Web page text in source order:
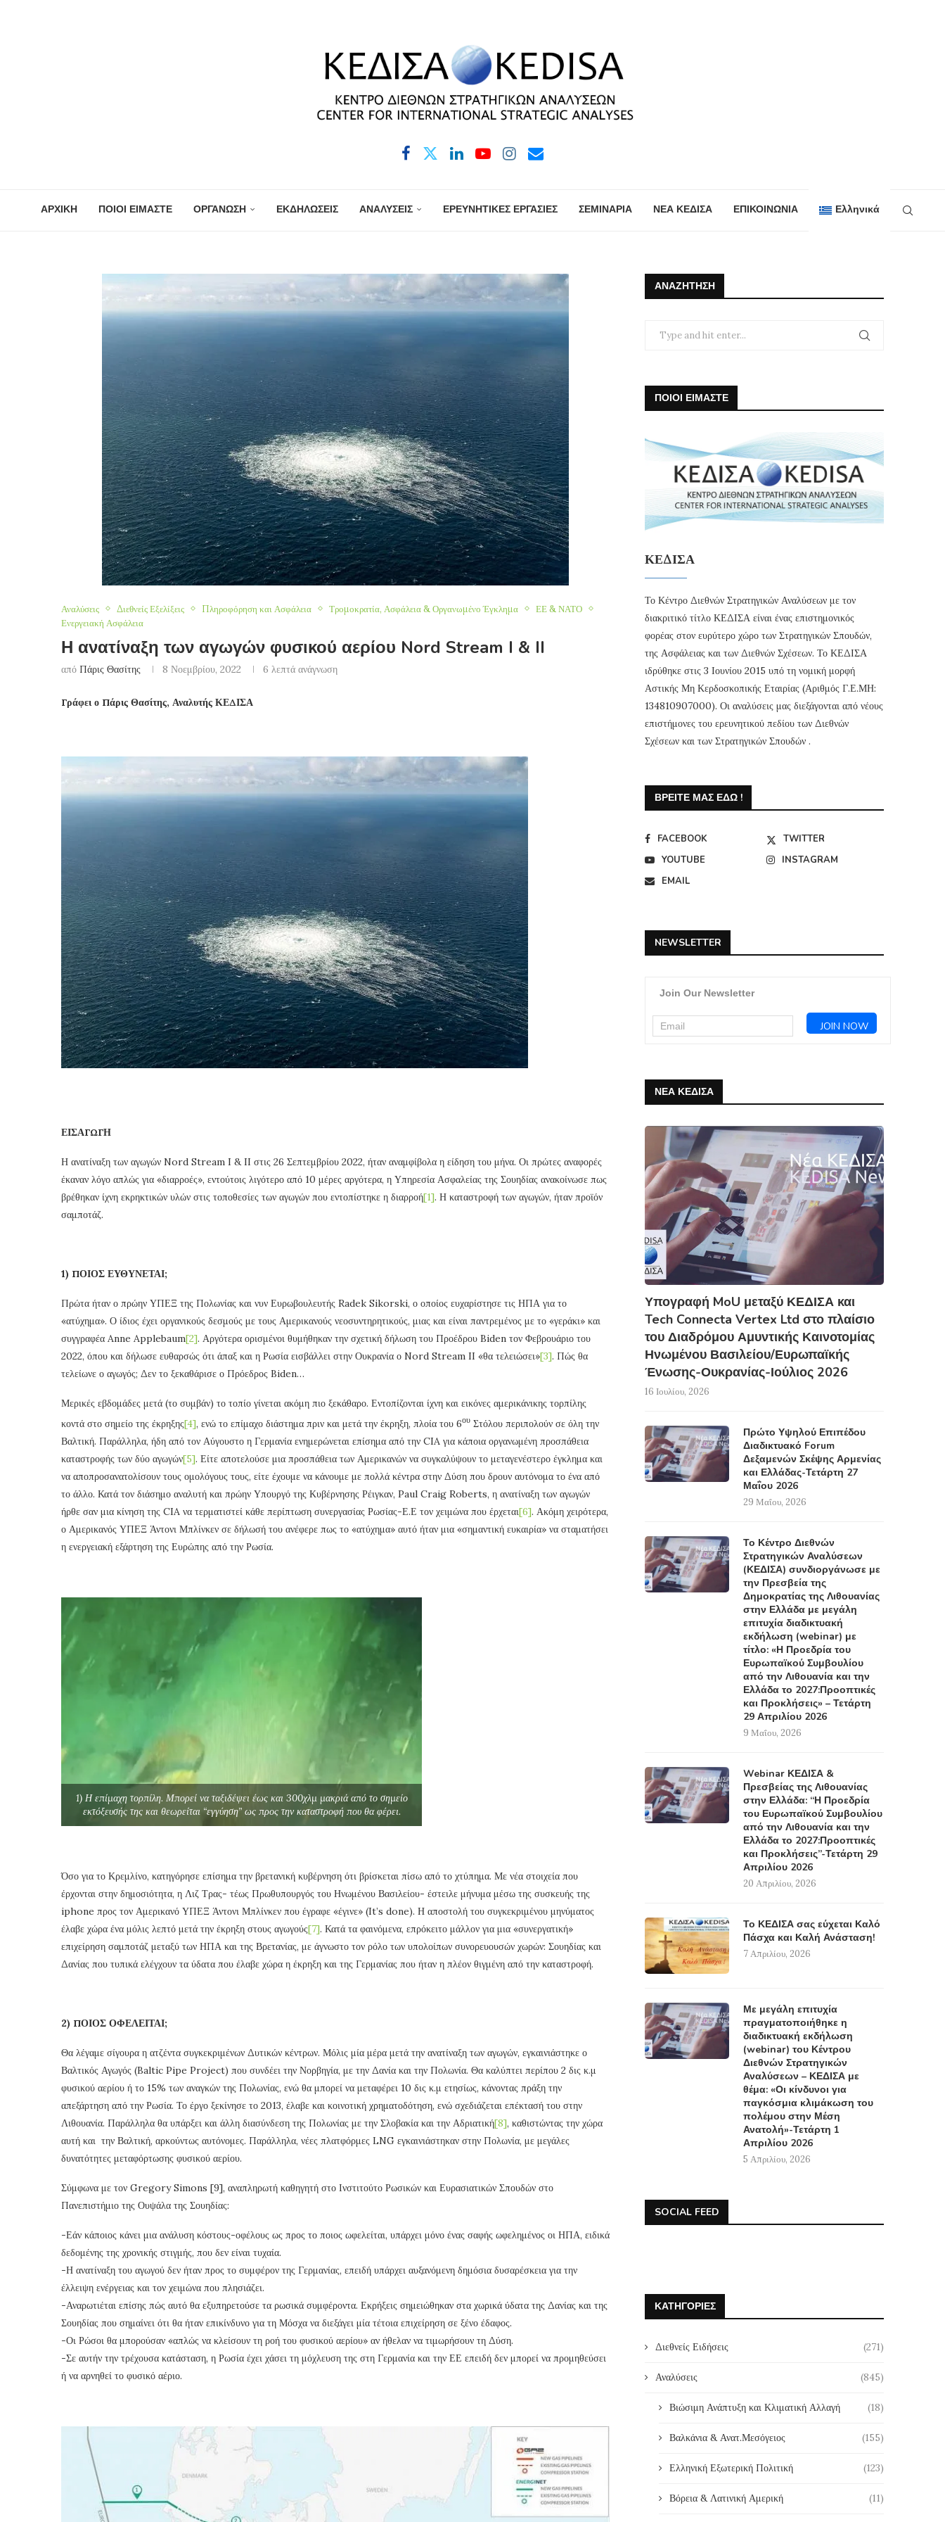
ΑΡΧΙΚΗ ΠΟΙΟΙ ΕΙΜΑΣΤΕ ΟΡΓΑΝΩΣΗ ΕΚΔΗΛΩΣΕΙΣ ΑΝΑΛΥΣΕΙΣ ΕΡΕΥΝΗΤΙΚΕΣ ΕΡΓΑΣΙΕΣ ΣΕΜΙΝΑΡΙΑ ΝΕΑ ΚΕΔΙΣΑ ΕΠΙΚΟΙΝΩΝΙΑ Ελληνικά
Αναλύσεις Διεθνείς Εξελίξεις Πληροφόρηση και Ασφάλεια Τρομοκρατία, Ασφάλεια & Οργανωμένο Έγκλημα
ΕΕ & ΝΑΤΟ
Ενεργειακή Ασφάλεια
Η ανατίναξη των αγωγών φυσικού αερίου Nord Stream I & II
από Πάρις Θασίτης 8 Νοεμβρίου, 2022 6 λεπτά ανάγνωση
Γράφει ο Πάρις Θασίτης, Αναλυτής ΚΕΔΙΣΑ
ΕΙΣΑΓΩΓΗ
Η ανατίναξη των αγωγών Nord Stream I & II στις 26 Σεπτεμβρίου 2022, ήταν αναμφίβολα η είδηση του μήνα. Οι πρώτες αναφορές
έκαναν λόγο απλώς για «διαρροές», εντούτοις λιγότερο από 10 μέρες αργότερα, η Υπηρεσία Ασφαλείας της Σουηδίας ανακοίνωσε πως
βρέθηκαν ίχνη εκρηκτικών υλών στις τοποθεσίες των αγωγών που εντοπίστηκε η διαρροή[1]. Η καταστροφή των αγωγών, ήταν προϊόν
σαμποτάζ.
1) ΠΟΙΟΣ ΕΥΘΥΝΕΤΑΙ;
Πρώτα ήταν ο πρώην ΥΠΕΞ της Πολωνίας και νυν Ευρωβουλευτής Radek Sikorski, ο οποίος ευχαρίστησε τις ΗΠΑ για το
«ατύχημα». Ο ίδιος έχει οργανικούς δεσμούς με τους Αμερικανούς νεοσυντηρητικούς, μιας και είναι παντρεμένος με το «γεράκι» και
συγγραφέα Anne Applebaum[2]. Αργότερα ορισμένοι θυμήθηκαν την σχετική δήλωση του Προέδρου Biden τον Φεβρουάριο του
2022, όπου και δήλωσε ευθαρσώς ότι άπαξ και η Ρωσία εισβάλλει στην Ουκρανία ο Nord Stream II «θα τελειώσει»[3]. Πώς θα
τελείωνε ο αγωγός; Δεν το ξεκαθάρισε ο Πρόεδρος Biden…
Μερικές εβδομάδες μετά (το συμβάν) το τοπίο γίνεται ακόμη πιο ξεκάθαρο. Εντοπίζονται ίχνη και εικόνες αμερικάνικης τορπίλης
κοντά στο σημείο της έκρηξης[4], ενώ το επίμαχο διάστημα πριν και μετά την έκρηξη, πλοία του 6ου Στόλου περιπολούν σε όλη την
Βαλτική. Παράλληλα, ήδη από τον Αύγουστο η Γερμανία ενημερώνεται επίσημα από την CIA για κάποια οργανωμένη προσπάθεια
καταστροφής των δύο αγωγών[5]. Είτε αποτελούσε μια προσπάθεια των Αμερικανών να συγκαλύψουν το μεταγενέστερο έγκλημα και
να αποπροσανατολίσουν τους ομολόγους τους, είτε έχουμε να κάνουμε με πολλά κέντρα στην Δύση που δρουν αυτόνομα το ένα από
το άλλο. Κατά τον διάσημο αναλυτή και πρώην Υπουργό της Κυβέρνησης Ρέιγκαν, Paul Craig Roberts, η ανατίναξη των αγωγών
ήρθε σαν μια κίνηση της CIA να τερματιστεί κάθε περίπτωση συνεργασίας Ρωσίας-Ε.Ε τον χειμώνα που έρχεται[6]. Ακόμη χειρότερα,
ο Αμερικανός ΥΠΕΞ Άντονι Μπλίνκεν σε δήλωσή του ανέφερε πως το «ατύχημα» αυτό ήταν μια «σημαντική ευκαιρία» να σταματήσει
η ενεργειακή εξάρτηση της Ευρώπης από την Ρωσία.
1) Η επίμαχη τορπίλη. Μπορεί να ταξιδέψει έως και 300χλμ μακριά από το σημείο
εκτόξευσής της και θεωρείται “εγγύηση” ως προς την καταστροφή που θα φέρει.
Όσο για το Κρεμλίνο, κατηγόρησε επίσημα την βρετανική κυβέρνηση ότι βρίσκεται πίσω από το χτύπημα. Με νέα στοιχεία που
έρχονται στην δημοσιότητα, η Λιζ Τρας- τέως Πρωθυπουργός του Ηνωμένου Βασιλείου- έστειλε μήνυμα μέσω της συσκευής της
iphone προς τον Αμερικανό ΥΠΕΞ Άντονι Μπλίνκεν που έγραφε «έγινε» (It’s done). Η αποστολή του συγκεκριμένου μηνύματος
έλαβε χώρα ένα μόλις λεπτό μετά την έκρηξη στους αγωγούς[7]. Κατά τα φαινόμενα, επρόκειτο μάλλον για μια «συνεργατική»
επιχείρηση σαμποτάζ μεταξύ των ΗΠΑ και της Βρετανίας, με άγνωστο τον ρόλο των υπολοίπων συνορευουσών χωρών: Σουηδίας και
Δανίας που τυπικά ελέγχουν τα ύδατα που έλαβε χώρα η έκρηξη και της Γερμανίας που ήταν η πλέον θιγμένη από την καταστροφή.
2) ΠΟΙΟΣ ΟΦΕΛΕΙΤΑΙ;
Θα λέγαμε σίγουρα η ατζέντα συγκεκριμένων Δυτικών κέντρων. Μόλις μία μέρα μετά την ανατίναξη των αγωγών, εγκαινιάστηκε ο
Βαλτικός Αγωγός (Baltic Pipe Project) που συνδέει την Νορβηγία, με την Δανία και την Πολωνία. Θα καλύπτει περίπου 2 δις κ.μ
φυσικού αερίου ή το 15% των αναγκών της Πολωνίας, ενώ θα μπορεί να μεταφέρει 10 δις κ.μ ετησίως, κάνοντας πράξη την
απεξάρτηση από την Ρωσία. Το έργο ξεκίνησε το 2013, έλαβε και κοινοτική χρηματοδότηση, ενώ σχεδιάζεται επέκτασή του στην
Λιθουανία. Παράλληλα θα υπάρξει και άλλη διασύνδεση της Πολωνίας με την Σλοβακία και την Αδριατική[8], καθιστώντας την χώρα
αυτή και την Βαλτική, αρκούντως αυτόνομες. Παράλληλα, νέες πλατφόρμες LNG εγκαινιάστηκαν στην Πολωνία, με μεγάλες
δυνατότητες μεταφόρτωσης φυσικού αερίου.
Σύμφωνα με τον Gregory Simons [9], αναπληρωτή καθηγητή στο Ινστιτούτο Ρωσικών και Ευρασιατικών Σπουδών στο
Πανεπιστήμιο της Ουψάλα της Σουηδίας:
-Εάν κάποιος κάνει μια ανάλυση κόστους-οφέλους ως προς το ποιος ωφελείται, υπάρχει μόνο ένας σαφής ωφελημένος οι ΗΠΑ, ειδικά
δεδομένης της χρονικής στιγμής, που δεν είναι τυχαία.
-Η ανατίναξη του αγωγού δεν ήταν προς το συμφέρον της Γερμανίας, επειδή υπάρχει αυξανόμενη δημόσια δυσαρέσκεια για την
έλλειψη ενέργειας και τον χειμώνα που πλησιάζει.
-Αναρωτιέται επίσης πώς αυτό θα εξυπηρετούσε τα ρωσικά συμφέροντα. Εκρήξεις σημειώθηκαν στα χωρικά ύδατα της Δανίας και της
Σουηδίας που σημαίνει ότι θα ήταν επικίνδυνο για τη Μόσχα να διεξάγει μία τέτοια επιχείρηση σε ξένο έδαφος.
-Οι Ρώσοι θα μπορούσαν «απλώς να κλείσουν τη ροή του φυσικού αερίου» αν ήθελαν να τιμωρήσουν τη Δύση.
-Σε αυτήν την τρέχουσα κατάσταση, η Ρωσία έχει χάσει τη μόχλευση της στη Γερμανία και την ΕΕ επειδή δεν μπορεί να προμηθεύσει
ή να αρνηθεί το φυσικό αέριο.
ΑΝΑΖΉΤΗΣΗ
ΠΟΙΟΙ ΕΙΜΑΣΤΕ
ΚΕΔΙΣΑ
Το Κέντρο Διεθνών Στρατηγικών Αναλύσεων με τον
διακριτικό τίτλο ΚΕΔΙΣΑ είναι ένας επιστημονικός
φορέας στον ευρύτερο χώρο των Στρατηγικών Σπουδών,
της Ασφάλειας και των Διεθνών Σχέσεων. Το ΚΕΔΙΣΑ
ιδρύθηκε στις 3 Ιουνίου 2015 υπό τη νομική μορφή
Αστικής Μη Κερδοσκοπικής Εταιρίας (Αριθμός Γ.Ε.ΜΗ:
134810907000). Οι αναλύσεις μας διεξάγονται από νέους
επιστήμονες του ερευνητικού πεδίου των Διεθνών
Σχέσεων και των Στρατηγικών Σπουδών .
ΒΡΕΊΤΕ ΜΑΣ ΕΔΏ !
FACEBOOK
TWITTER
YOUTUBE
INSTAGRAM
EMAIL
NEWSLETTER
Join Our Newsletter
ΝΕΑ ΚΕΔΙΣΑ
Υπογραφή MoU μεταξύ ΚΕΔΙΣΑ και
Tech Connecta Vertex Ltd στο πλαίσιο
του Διαδρόμου Αμυντικής Καινοτομίας
Ηνωμένου Βασιλείου/Ευρωπαϊκής
Ένωσης-Ουκρανίας-Ιούλιος 2026
16 Ιουλίου, 2026
Πρώτο Υψηλού Επιπέδου
Διαδικτυακό Forum
Δεξαμενών Σκέψης Αρμενίας
και Ελλάδας-Τετάρτη 27
Μαΐου 2026
29 Μαΐου, 2026
Το Κέντρο Διεθνών
Στρατηγικών Αναλύσεων
(ΚΕΔΙΣΑ) συνδιοργάνωσε με
την Πρεσβεία της
Δημοκρατίας της Λιθουανίας
στην Ελλάδα με μεγάλη
επιτυχία διαδικτυακή
εκδήλωση (webinar) με
τίτλο: «Η Προεδρία του
Ευρωπαϊκού Συμβουλίου
από την Λιθουανία και την
Ελλάδα το 2027:Προοπτικές
και Προκλήσεις» – Τετάρτη
29 Απριλίου 2026
9 Μαΐου, 2026
Webinar ΚΕΔΙΣΑ &
Πρεσβείας της Λιθουανίας
στην Ελλάδα: “Η Προεδρία
του Ευρωπαϊκού Συμβουλίου
από την Λιθουανία και την
Ελλάδα το 2027:Προοπτικές
και Προκλήσεις”-Τετάρτη 29
Απριλίου 2026
20 Απριλίου, 2026
Το ΚΕΔΙΣΑ σας εύχεται Καλό
Πάσχα και Καλή Ανάσταση!
7 Απριλίου, 2026
Με μεγάλη επιτυχία
πραγματοποιήθηκε η
διαδικτυακή εκδήλωση
(webinar) του Κέντρου
Διεθνών Στρατηγικών
Αναλύσεων – ΚΕΔΙΣΑ με
θέμα: «Οι κίνδυνοι για
παγκόσμια κλιμάκωση του
πολέμου στην Μέση
Ανατολή»-Τετάρτη 1
Απριλίου 2026
5 Απριλίου, 2026
SOCIAL FEED
ΚΑΤΗΓΟΡΊΕΣ
Διεθνείς Ειδήσεις (271)
Αναλύσεις (845)
Βιώσιμη Ανάπτυξη και Κλιματική Αλλαγή (18)
Βαλκάνια & Ανατ.Μεσόγειος (155)
Ελληνική Εξωτερική Πολιτική (123)
Βόρεια & Λατινική Αμερική (11)